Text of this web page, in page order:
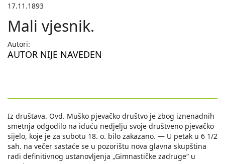
17.11.1893
Mali vjesnik.
Autori:
AUTOR NIJE NAVEDEN
Iz društava. Ovd. Muško pjevačko društvo je zbog iznenadnih
smetnja odgodilo na iduću nedjelju svoje društveno pjevačko
sijelo, koje je za subotu 18. o. bilo zakazano. — U petak u 6 1/2
sah. na večer sastaće se u pozorištu nova glavna skupština
radi definitivnog ustanovljenja „Gimnastičke zadruge“ u